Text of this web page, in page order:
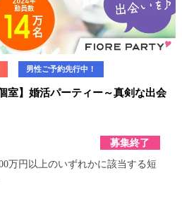
男性ご予約先行中！
室】婚活パーティー～真剣な出会
募集終了
万円以上のいずれかに該当する短